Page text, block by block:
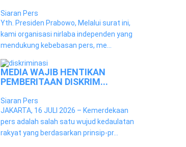
Siaran Pers
Yth. Presiden Prabowo, Melalui surat ini,
kami organisasi nirlaba independen yang
mendukung kebebasan pers, me...
MEDIA WAJIB HENTIKAN
PEMBERITAAN DISKRIM...
Siaran Pers
JAKARTA, 16 JULI 2026 – Kemerdekaan
pers adalah salah satu wujud kedaulatan
rakyat yang berdasarkan prinsip-pr...